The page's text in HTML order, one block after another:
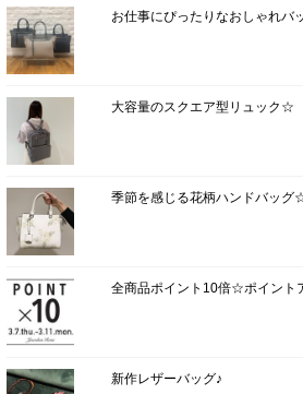
お仕事にぴったりなおしゃれバ
大容量のスクエア型リュック☆
季節を感じる花柄ハンドバッグ
全商品ポイント10倍☆ポイント
新作レザーバッグ♪